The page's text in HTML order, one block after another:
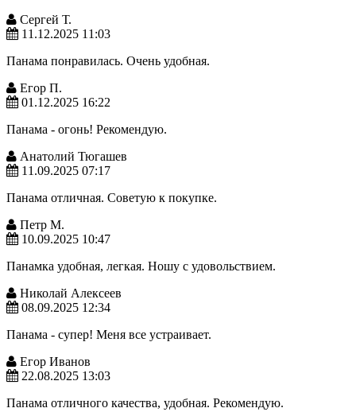
Сергей Т.
11.12.2025 11:03
Панама понравилась. Очень удобная.
Егор П.
01.12.2025 16:22
Панама - огонь! Рекомендую.
Анатолий Тюгашев
11.09.2025 07:17
Панама отличная. Советую к покупке.
Петр М.
10.09.2025 10:47
Панамка удобная, легкая. Ношу с удовольствием.
Николай Алексеев
08.09.2025 12:34
Панама - супер! Меня все устраивает.
Егор Иванов
22.08.2025 13:03
Панама отличного качества, удобная. Рекомендую.